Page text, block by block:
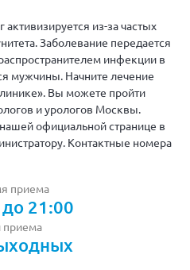
из-за частых
Заболевание передается
инфекции в
мужчины. Начните лечение
Вы можете пройти
и урологов Москвы.
официальной странице в
Контактные номера
приема
до 21:00
приема